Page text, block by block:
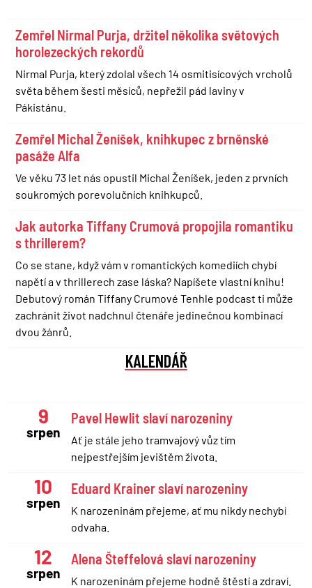
Zemřel Nirmal Purja, držitel několika světových
horolezeckých rekordů
Nirmal Purja, který zdolal všech 14 osmitisícových vrcholů
světa během šesti měsíců, nepřežil pád laviny v
Pákistánu.
Zemřel Michal Ženíšek, knihkupec z brněnské
pasáže Alfa
Ve věku 73 let nás opustil Michal Ženíšek, jeden z prvních
soukromých porevolučních knihkupců.
Jak autorka Tiffany Crumová propojila romantiku
s thrillerem?
Co se stane, když vám v romantických komediích chybí
napětí a v thrillerech zase láska? Napíšete vlastní knihu!
Debutový román Tiffany Crumové Tenhle podcast ti může
zachránit život nadchnul čtenáře jedinečnou kombinací
dvou žánrů.
KALENDÁŘ
9
srpen
Pavel Hewlit slaví narozeniny
Ať je stále jeho tramvajový vůz tím
nejpestřejším jevištěm života.
10
srpen
Eduard Krainer slaví narozeniny
K narozeninám přejeme, ať mu nikdy nechybí
odvaha.
12
srpen
Alena Šteffelová slaví narozeniny
K narozeninám přejeme hodně štěstí a zdraví.